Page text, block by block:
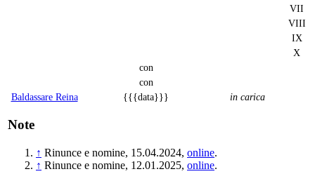
VII
VIII
IX
X
con
con
Baldassare Reina
{{{data}}} in carica
Note
↑ Rinunce e nomine, 15.04.2024, online.
↑ Rinunce e nomine, 12.01.2025, online.